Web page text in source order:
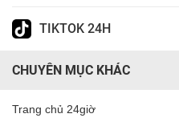
TIKTOK 24H
CHUYÊN MỤC KHÁC
Trang chủ 24giờ